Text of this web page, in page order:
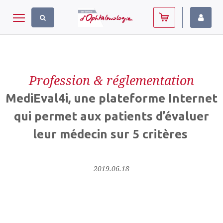
Toggle navigation
Profession & réglementation
MediEval4i, une plateforme Internet
qui permet aux patients d’évaluer
leur médecin sur 5 critères
2019.06.18
Panneau de gestion des cookies